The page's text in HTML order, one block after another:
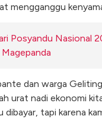
mengganggu
Posyandu Nasional
dan warga
urat nadi ekonomi
tapi karena